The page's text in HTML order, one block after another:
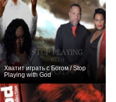
Хватит играть с Богом / Stop
Playing with God